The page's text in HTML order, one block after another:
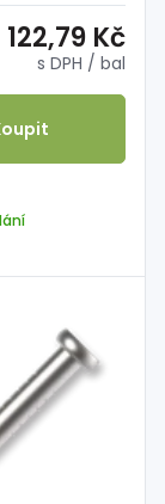
122,79 Kč
s DPH / bal